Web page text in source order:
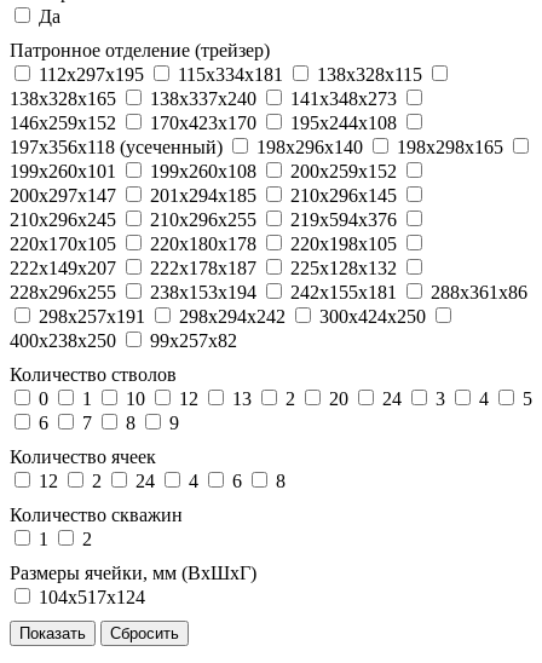
Да
Патронное отделение (трейзер)
112x297x195
115x334x181
138x328x115
138x328x165
138x337x240
141x348x273
146x259x152
170x423x170
195x244x108
197x356x118 (усеченный)
198x296x140
198x298x165
199x260x101
199x260x108
200x259x152
200x297x147
201x294x185
210x296x145
210x296x245
210x296x255
219x594x376
220x170x105
220x180x178
220x198x105
222x149x207
222x178x187
225x128x132
228x296x255
238x153x194 242x155x181
288x361x86
298x257x191
298x294x242
300x424x250
400x238x250
99x257x82
Количество стволов
0
1 10 12 13 2 20 24 3 4
5
6
7 8
9
Количество ячеек
12
2 24 4 6
8
Количество скважин
1
2
Размеры ячейки, мм (ВхШхГ)
104х517х124